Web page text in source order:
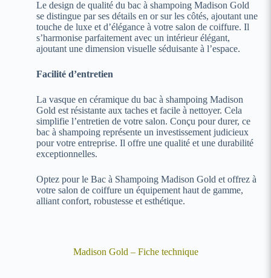
Le design de qualité du bac à shampoing Madison Gold
se distingue par ses détails en or sur les côtés, ajoutant une
touche de luxe et d’élégance à votre salon de coiffure. Il
s’harmonise parfaitement avec un intérieur élégant,
ajoutant une dimension visuelle séduisante à l’espace.
Facilité d’entretien
La vasque en céramique du bac à shampoing Madison
Gold est résistante aux taches et facile à nettoyer. Cela
simplifie l’entretien de votre salon. Conçu pour durer, ce
bac à shampoing représente un investissement judicieux
pour votre entreprise. Il offre une qualité et une durabilité
exceptionnelles.
Optez pour le Bac à Shampoing Madison Gold et offrez à
votre salon de coiffure un équipement haut de gamme,
alliant confort, robustesse et esthétique.
Madison Gold – Fiche technique